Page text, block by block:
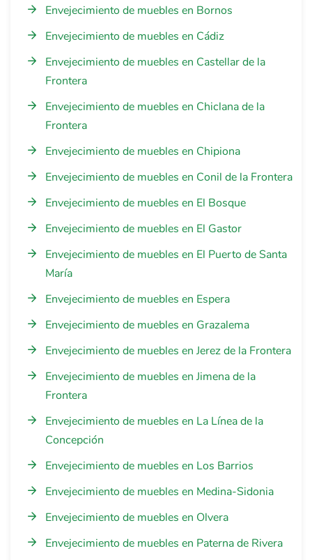
Envejecimiento de muebles en Bornos
Envejecimiento de muebles en Cádiz
Envejecimiento de muebles en Castellar de la
Frontera
Envejecimiento de muebles en Chiclana de la
Frontera
Envejecimiento de muebles en Chipiona
Envejecimiento de muebles en Conil de la Frontera
Envejecimiento de muebles en El Bosque
Envejecimiento de muebles en El Gastor
Envejecimiento de muebles en El Puerto de Santa
María
Envejecimiento de muebles en Espera
Envejecimiento de muebles en Grazalema
Envejecimiento de muebles en Jerez de la Frontera
Envejecimiento de muebles en Jimena de la
Frontera
Envejecimiento de muebles en La Línea de la
Concepción
Envejecimiento de muebles en Los Barrios
Envejecimiento de muebles en Medina-Sidonia
Envejecimiento de muebles en Olvera
Envejecimiento de muebles en Paterna de Rivera